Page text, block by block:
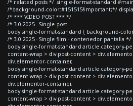
/* related posts */ .single-format-standard
/*background-color:#151515!important;*/
/* *** VIDEO POST *** */
/* 3.0 2025 - Single post
body.single-format-standard { background-
/* 3.0 2025 - Single film - contenedor pantalla */
body.single-format-standard article.category-
content-wrap > div.post-content >
div.elementor-container,
body.single-format-standard article.category-
content-wrap > div.post-content >
div.elementor-container,
body.single-format-standard article.category-
content-wrap > div.post-content >